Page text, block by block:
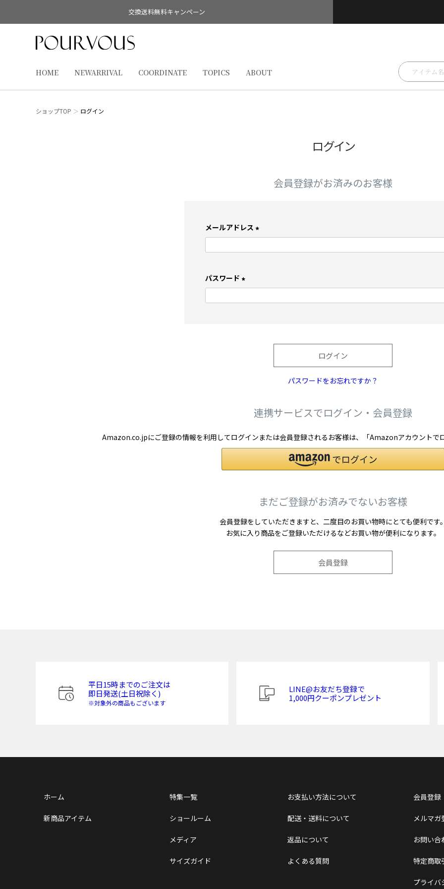
交換送料無料キャンペーン
HOME NEWARRIVAL COORDINATE TOPICS ABOUT
ショップTOP ログイン
ログイン
会員登録がお済みのお客様
メールアドレス
必
パスワード
必
ログイン
パスワードをお忘れですか？
連携サービスでログイン・会員登録
Amazon.co.jpにご登録の情報を利用してログインまたは会員登録されるお客様は、「Amazonアカウントで
まだご登録がお済みでないお客様
会員登録をしていただきますと、二度目のお買い物時にとても便利です
お気に入り商品をご登録いただけるなどお買い物が便利になります。
会員登録
平日15時までのご注文は
即日発送(土日祝除く)
※対象外の商品もございます
LINE@お友だち登録で
1,000円クーポンプレゼント
ホーム
新商品アイテム
特集一覧
ショールーム
メディア
サイズガイド
お支払い方法について
配送・送料について
返品について
よくある質問
会員登録
メルマガ
お問い合
特定商取
プライバ